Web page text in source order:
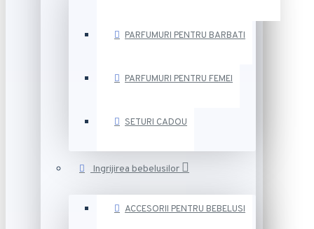
PARFUMURI PENTRU BARBATI
PARFUMURI PENTRU FEMEI
SETURI CADOU
Ingrijirea bebelusilor
ACCESORII PENTRU BEBELUSI